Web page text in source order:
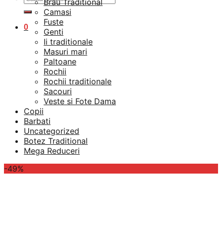
după:
0
Brau Traditional
Camasi
Fuste
Genti
Ii traditionale
Masuri mari
Paltoane
Rochii
Rochii traditionale
Sacouri
Veste si Fote Dama
Copii
Barbati
Uncategorized
Botez Traditional
Mega Reduceri
-49%